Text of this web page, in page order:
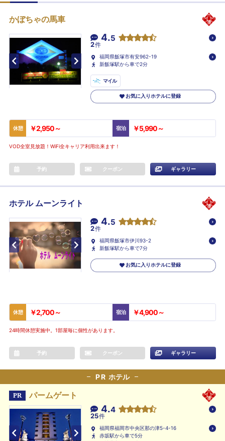
かぼちゃの馬車
4.5
2件
福岡県飯塚市有安962-19
新飯塚駅から車で2分
マイル
お気に入りホテルに登録
休憩 ￥2,950～ 宿泊 ￥5,990～
VOD全室見放題！WiFi全キャリア利用出来ます！
予約 クーポン ギャラリー
ホテル ムーンライト
4.5
2件
福岡県飯塚市伊川93-2
新飯塚駅から車で7分
お気に入りホテルに登録
休憩 ￥2,700～ 宿泊 ￥4,900～
24時間休憩実施中。1部屋毎に個性があります。
予約 クーポン ギャラリー
PR ホテル
PR パームゲート
4.4
25件
福岡県福岡市中央区那の津5-4-16
赤坂駅から車で5分